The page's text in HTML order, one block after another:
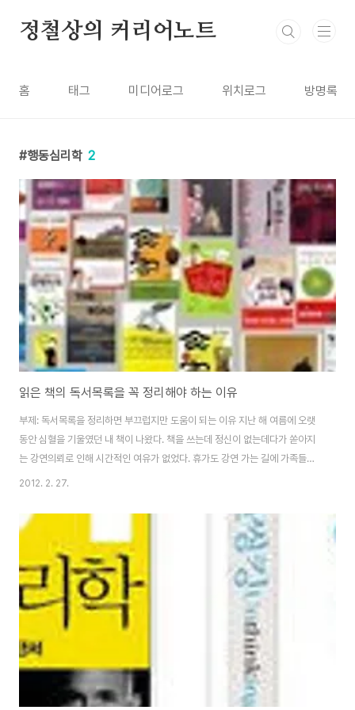
정철상의 커리어노트
홈 태그 미디어로그 위치로그 방명록
행동심리학 2
읽은 책의 독서목록을 꼭 정리해야 하는 이유
부제: 독서목록을 정리하면 부끄럽지만 도움이 되는 이유 지난 해 여름에 오랫
동안 심혈을 기울였던 내 책이 나왔다. 책을 쓰는데 정신이 없는데다가 쏟아지
는 강연의뢰로 인해 시간적인 여유가 없었다. 휴가도 강연 가는 길에 가족들과
함께 갈 수밖에 없을 정도였다. 이렇게 핑계를 늘어놓는 이유는 여름 내내 책을
이야기도 그래도 솔직하게 기록해본다. 매달 읽은 책의 독서목록을 정리하면서
느껴지는 점은 먼저 '부끄러움'이다. 갈수록 독서량이 줄고 있는 것을 확연하게
볼 수 있기 때문이다. 게으름을 피우고 있으면서도 바쁘다는 핑계를 들고 있지
는 않은가 하는 반성의 마음이 든다. 그런 면에서 부끄러움을 무릎 쓰고라도 독
서목록을 기록하는 것은 의..
2012. 2. 27.